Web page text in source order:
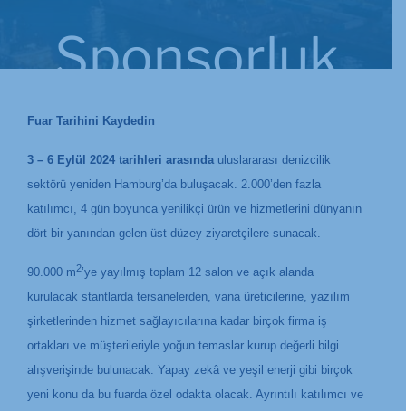
Sponsorluk
Haberleri,
Uncategorized
@tr
Fuar Tarihini Kaydedin
3 – 6 Eylül 2024 tarihleri arasında uluslararası denizcilik
sektörü yeniden Hamburg’da buluşacak. 2.000’den fazla
katılımcı, 4 gün boyunca yenilikçi ürün ve hizmetlerini dünyanın
dört bir yanından gelen üst düzey ziyaretçilere sunacak.
90.000 m2’ye yayılmış toplam 12 salon ve açık alanda
kurulacak stantlarda tersanelerden, vana üreticilerine, yazılım
şirketlerinden hizmet sağlayıcılarına kadar birçok firma iş
ortakları ve müşterileriyle yoğun temaslar kurup değerli bilgi
alışverişinde bulunacak. Yapay zekâ ve yeşil enerji gibi birçok
yeni konu da bu fuarda özel odakta olacak. Ayrıntılı katılımcı ve